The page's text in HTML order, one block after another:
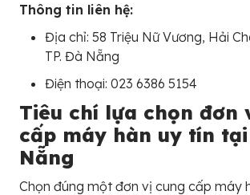
Thông tin liên hệ:
Địa chỉ: 58 Triệu Nữ Vương, Hải
TP. Đà Nẵng
Điện thoại: 023 6386 5154
Tiêu chí lựa chọn đơn
cấp máy hàn uy tín
Nẵng
Chọn đúng một đơn vị cung cấp máy